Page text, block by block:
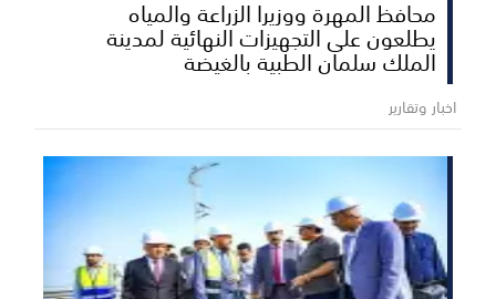
محافظ المهرة ووزيرا الزراعة والمياه
يطلعون على التجهيزات النهائية لمدينة
الملك سلمان الطبية بالغيضة
اخبار وتقارير